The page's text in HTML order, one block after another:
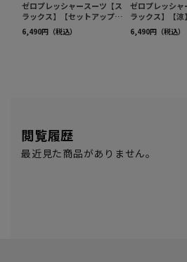
閲覧履歴
最近見た商品がありません。